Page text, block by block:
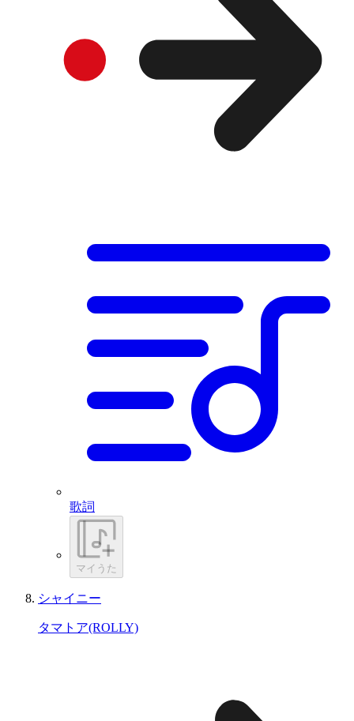
歌詞
マイうた
シャイニー
タマトア(ROLLY)